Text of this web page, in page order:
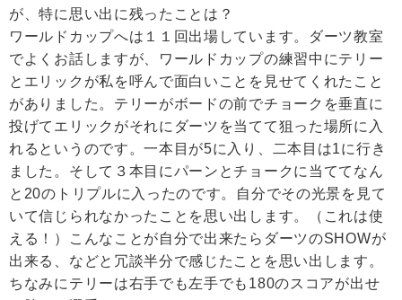
が、特に思い出に残ったことは？
ワールドカップへは１１回出場しています。ダーツ教室
でよくお話しますが、ワールドカップの練習中にテリー
とエリックが私を呼んで面白いことを見せてくれたこと
がありました。テリーがボードの前でチョークを垂直に
投げてエリックがそれにダーツを当てて狙った場所に入
れるというのです。一本目が5に入り、二本目は1に行き
ました。そして３本目にパーンとチョークに当ててなん
と20のトリプルに入ったのです。自分でその光景を見て
いて信じられなかったことを思い出します。（これは使
える！）こんなことが自分で出来たらダーツのSHOWが
出来る、などと冗談半分で感じたことを思い出します。
ちなみにテリーは右手でも左手でも180のスコアが出せ